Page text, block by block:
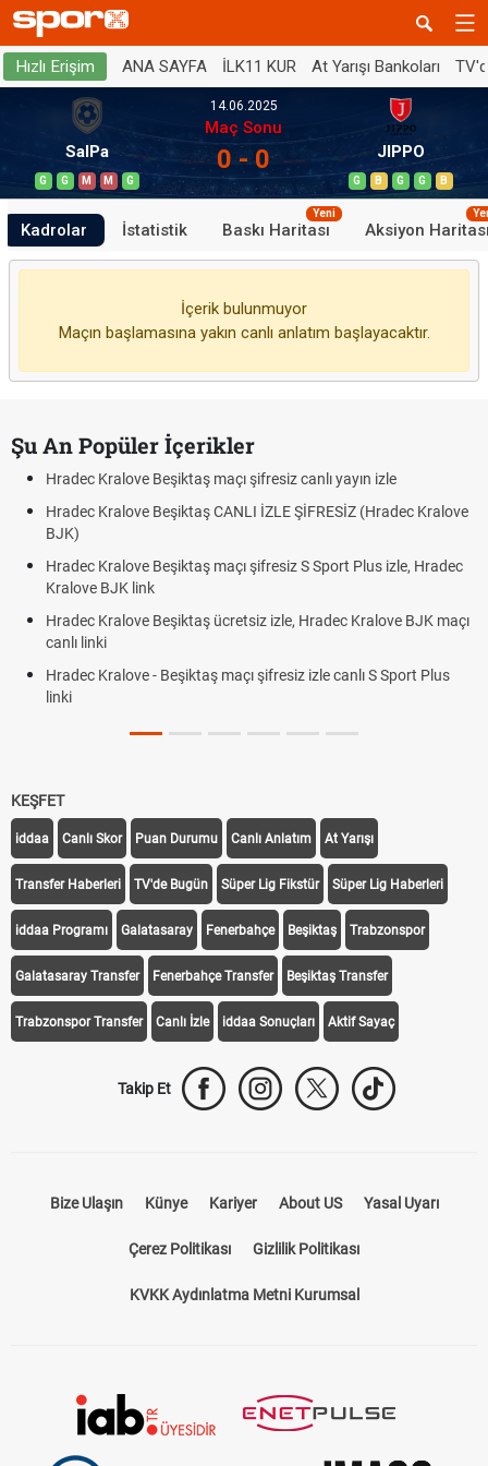
Hızlı Erişim ANA SAYFA İLK11 KUR At Yarışı Bankoları
SalPa
G G M M G
14.06.2025
Maç Sonu
0 - 0 JIPPO
G B G G B
Kadrolar İstatistik Baskı Haritası
Yeni
Aksiyon
İçerik bulunmuyor
Maçın başlamasına yakın canlı anlatım başlayacaktır.
Şu An Popüler İçerikler
Hradec Kralove Beşiktaş maçı şifresiz canlı yayın izle
Hradec Kralove Beşiktaş CANLI İZLE ŞİFRESİZ (Hradec Kralove
BJK)
Hradec Kralove Beşiktaş maçı şifresiz S Sport Plus izle, Hradec
Kralove BJK link
Hradec Kralove Beşiktaş ücretsiz izle, Hradec Kralove BJK maçı
canlı linki
Hradec Kralove - Beşiktaş maçı şifresiz izle canlı S Sport Plus
linki
KEŞFET
iddaa Canlı Skor Puan Durumu Canlı Anlatım At Yarışı
Transfer Haberleri TV'de Bugün Süper Lig Fikstür Süper Lig Haberleri
iddaa Programı Galatasaray Fenerbahçe Beşiktaş Trabzonspor
Galatasaray Transfer Fenerbahçe Transfer Beşiktaş Transfer
Trabzonspor Transfer Canlı İzle iddaa Sonuçları Aktif Sayaç
Takip Et
Bize Ulaşın Künye Kariyer About US Yasal Uyarı
Çerez Politikası Gizlilik Politikası
KVKK Aydınlatma Metni Kurumsal